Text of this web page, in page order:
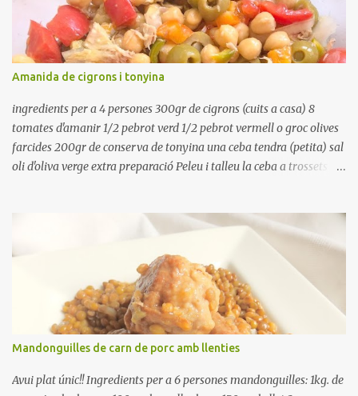
be, sense bullir i sempre sempre, amb l'olla tapada, entre 1 hora i 1
hora i mitja. Saleu 10 minuts abans de retirar del foc. Heu de veure
vosaltres el moment en que ja estan cuites. Anotacions Deixeu
refredar en la mateixa olla. El caldo de coure els fesols, es pot
utilitzar per una crema o sopa. Ingredientes judias -agua -sal
Preparación Ponga las judías a r...
Amanida de cigrons i tonyina
ingredients per a 4 persones 300gr de cigrons (cuits a casa) 8
tomates d'amanir 1/2 pebrot verd 1/2 pebrot vermell o groc olives
farcides 200gr de conserva de tonyina una ceba tendra (petita) sal
oli d'oliva verge extra preparació Peleu i talleu la ceba a trossets i
Renteu les tomates i talleu-les a octaus. Talleu les olives a
rodanxes. Una hora abans de portar a la taula, poseu els cigrons,
ben escorreguts, en un bol, amb la resta d'ingredients: les tomates,
el pebrot, la ceba, (escorreguda), les olives i la tonyina esmicolada.
Amaniu amb sal i oli... bon profit!!
Mandonguilles de carn de porc amb llenties
Avui plat únic!! Ingredients per a 6 persones mandonguilles: 1kg. de